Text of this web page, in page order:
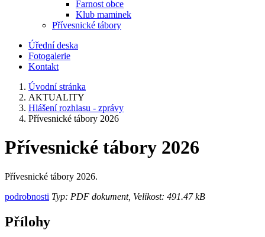
Farnost obce
Klub maminek
Přívesnické tábory
Úřední deska
Fotogalerie
Kontakt
Úvodní stránka
AKTUALITY
Hlášení rozhlasu - zprávy
Přívesnické tábory 2026
Přívesnické tábory 2026
Přívesnické tábory 2026.
podrobnosti Typ: PDF dokument, Velikost: 491.47 kB
Přílohy